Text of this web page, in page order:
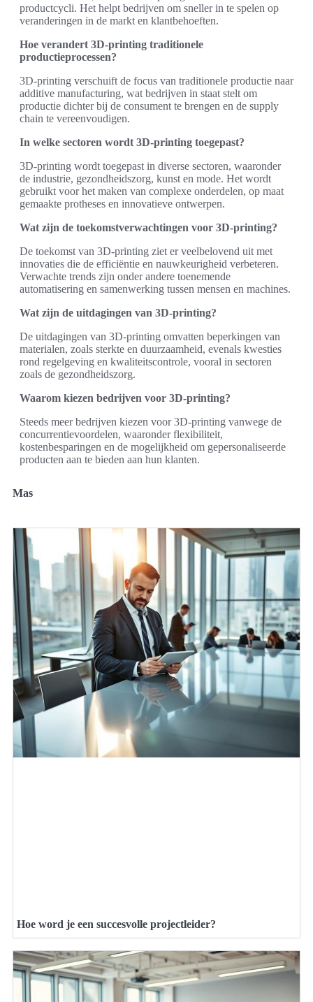
productcycli. Het helpt bedrijven om sneller in te spelen op
veranderingen in de markt en klantbehoeften.
Hoe verandert 3D-printing traditionele
productieprocessen?
3D-printing verschuift de focus van traditionele productie naar
additive manufacturing, wat bedrijven in staat stelt om
productie dichter bij de consument te brengen en de supply
chain te vereenvoudigen.
In welke sectoren wordt 3D-printing toegepast?
3D-printing wordt toegepast in diverse sectoren, waaronder
de industrie, gezondheidszorg, kunst en mode. Het wordt
gebruikt voor het maken van complexe onderdelen, op maat
gemaakte protheses en innovatieve ontwerpen.
Wat zijn de toekomstverwachtingen voor 3D-printing?
De toekomst van 3D-printing ziet er veelbelovend uit met
innovaties die de efficiëntie en nauwkeurigheid verbeteren.
Verwachte trends zijn onder andere toenemende
automatisering en samenwerking tussen mensen en machines.
Wat zijn de uitdagingen van 3D-printing?
De uitdagingen van 3D-printing omvatten beperkingen van
materialen, zoals sterkte en duurzaamheid, evenals kwesties
rond regelgeving en kwaliteitscontrole, vooral in sectoren
zoals de gezondheidszorg.
Waarom kiezen bedrijven voor 3D-printing?
Steeds meer bedrijven kiezen voor 3D-printing vanwege de
concurrentievoordelen, waaronder flexibiliteit,
kostenbesparingen en de mogelijkheid om gepersonaliseerde
producten aan te bieden aan hun klanten.
Mas
Hoe word je een succesvolle projectleider?